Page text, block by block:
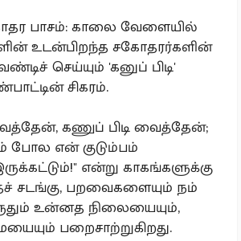
பாசம்: காலை வேளையில்
உடன்பிறந்த சகோதரர்களின்
செய்யும் 'கனுப் பிடி'
சிகரம்.
கணுப் பிடி வைத்தேன்;
போல என் குடும்பம்
என்று காகங்களுக்கு
சடங்கு, பறவைகளையும் நம்
உன்னத நிலையையும்,
பறைசாற்றுகிறது.